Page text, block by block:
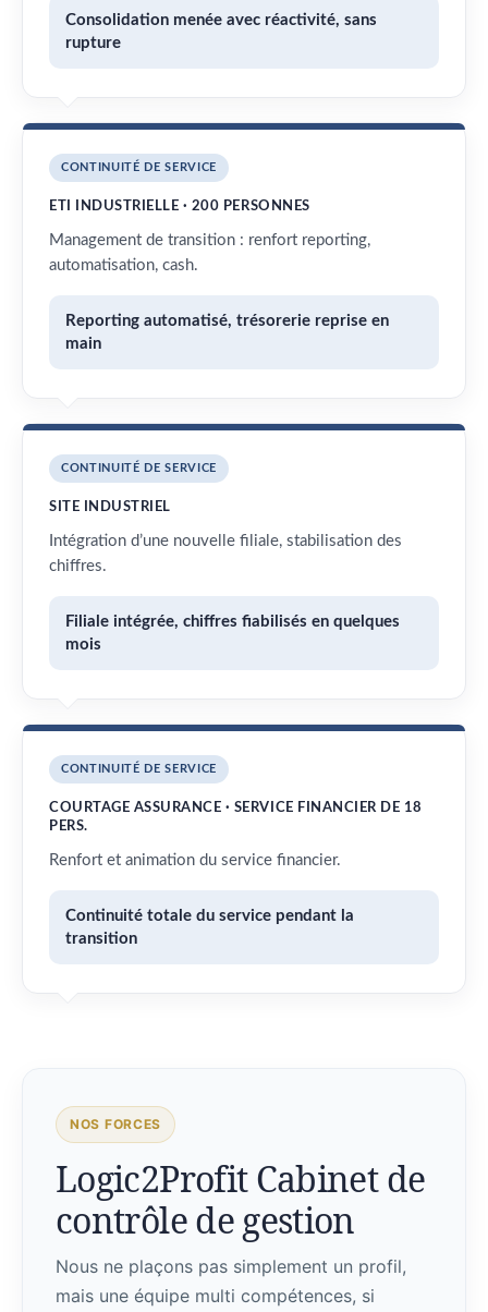
Consolidation menée avec réactivité, sans
rupture
CONTINUITÉ DE SERVICE
ETI INDUSTRIELLE · 200 PERSONNES
Management de transition : renfort reporting,
automatisation, cash.
Reporting automatisé, trésorerie reprise en
main
CONTINUITÉ DE SERVICE
SITE INDUSTRIEL
Intégration d’une nouvelle filiale, stabilisation des
chiffres.
Filiale intégrée, chiffres fiabilisés en quelques
mois
CONTINUITÉ DE SERVICE
COURTAGE ASSURANCE · SERVICE FINANCIER DE 18
PERS.
Renfort et animation du service financier.
Continuité totale du service pendant la
transition
NOS FORCES
Logic2Profit Cabinet de
contrôle de gestion
Nous ne plaçons pas simplement un profil,
mais une équipe multi compétences, si